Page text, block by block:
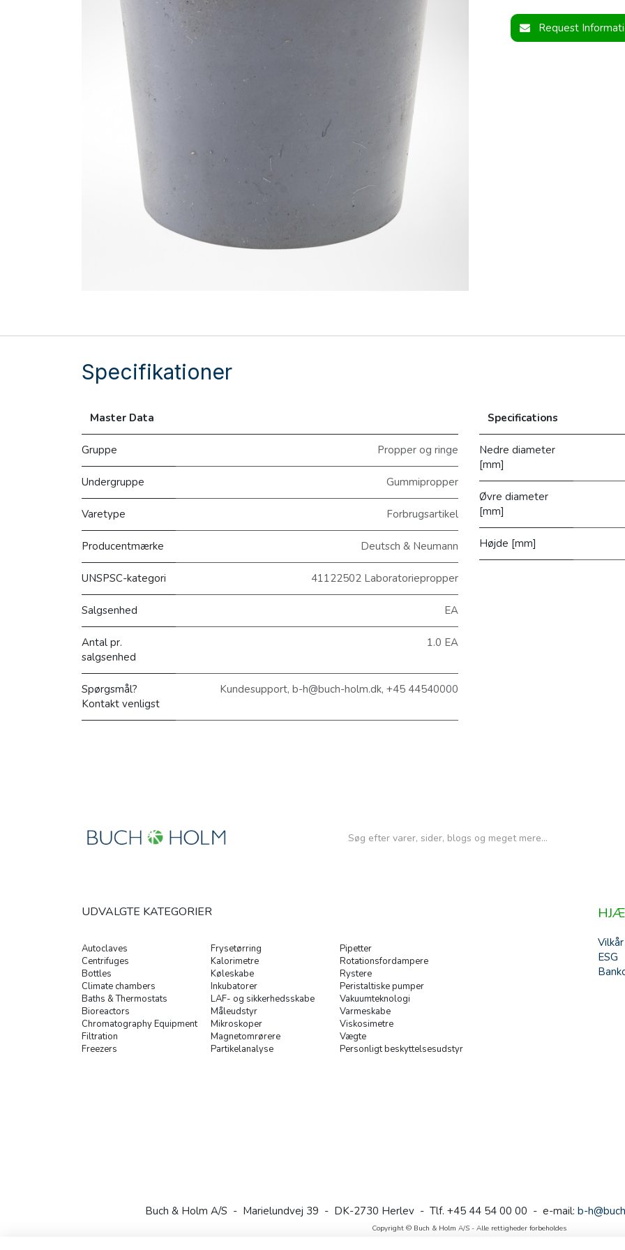
Request
Specifikationer
Master Data
Gruppe Propper og ringe
Undergruppe Gummipropper
Varetype Forbrugsartikel
Producentmærke Deutsch & Neumann
UNSPSC-kategori 41122502 Laboratoriepropper
Salgsenhed EA
Antal pr.
salgsenhed
1.0 EA
Spørgsmål?
Kontakt venligst
Kundesupport, b-h@buch-holm.dk, +45 44540000
Specifications
Nedre diameter
[mm]
Øvre diameter
[mm]
Højde [mm]
Autoclaves
Centrifuges
Bottles
Climate chambers
Baths & Thermostats
Bioreactors
Chromatography Equipment
Filtration
Freezers
Frysetørring
Kalorimetre
Køleskabe
Inkubatorer
LAF- og sikkerhedsskabe
Måleudstyr
Mikroskoper
Magnetomrørere
Partikelanalyse
Pipetter
Rotationsfordampere
Rystere
Peristaltiske pumper
Vakuumteknologi
Varmeskabe
Viskosimetre
Vægte
Personligt beskyttelsesudstyr
UDVALGTE KATEGORIER
Vilkår
ESG
Buch & Holm A/S - Marielundvej 39 - DK-2730 Herlev - Tlf. +45 44 54 00 00 - e-mail: b-
Copyright © Buch & Holm A/S - Alle rettigheder forbeholdes